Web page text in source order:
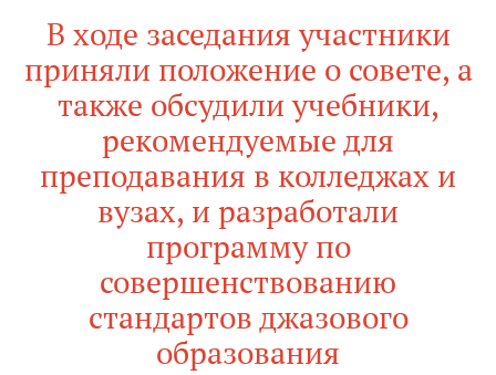
В ходе заседания участники
приняли положение о совете, а
также обсудили учебники,
рекомендуемые для
преподавания в колледжах и
вузах, и разработали
программу по
совершенствованию
стандартов джазового
образования